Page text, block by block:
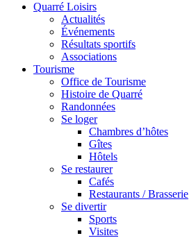
Quarré Loisirs
Actualités
Événements
Résultats sportifs
Associations
Tourisme
Office de Tourisme
Histoire de Quarré
Randonnées
Se loger
Chambres d’hôtes
Gîtes
Hôtels
Se restaurer
Cafés
Restaurants / Brasserie
Se divertir
Sports
Visites